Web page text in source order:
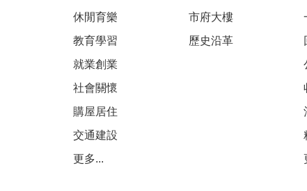
休閒育樂
教育學習
就業創業
社會關懷
購屋居住
交通建設
更多...
市府大樓
歷史沿革